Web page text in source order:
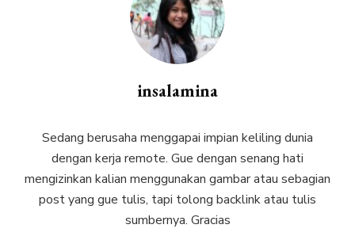
insalamina
Sedang berusaha menggapai impian keliling dunia
dengan kerja remote. Gue dengan senang hati
mengizinkan kalian menggunakan gambar atau sebagian
post yang gue tulis, tapi tolong backlink atau tulis
sumbernya. Gracias